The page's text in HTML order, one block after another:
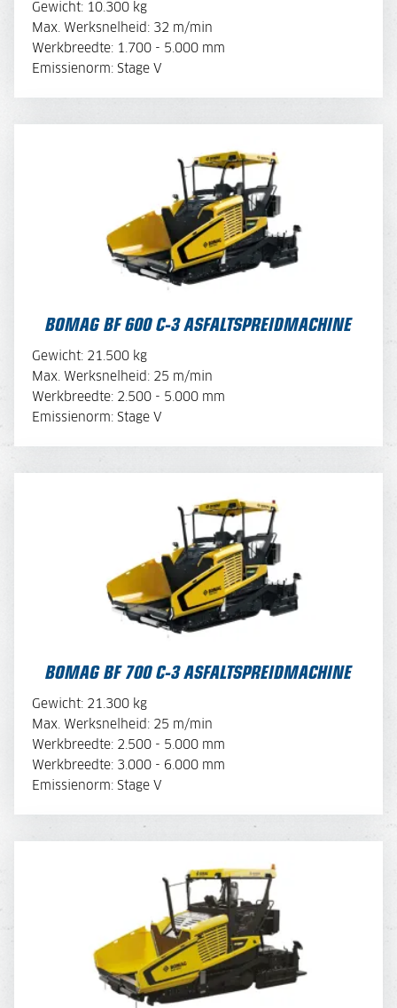
Gewicht: 10.300 kg
Max. Werksnelheid: 32 m/min
Werkbreedte: 1.700 - 5.000 mm
Emissienorm: Stage V
OFFERTE AANVRAGEN
BOMAG BF 600 C-3 ASFALTSPREIDMACHINE
Gewicht: 21.500 kg
Max. Werksnelheid: 25 m/min
Werkbreedte: 2.500 - 5.000 mm
Emissienorm: Stage V
BOMAG BF 600 C-3 ASFALTSPREIDMACHINE
OFFERTE AANVRAGEN
BOMAG BF 700 C-3 ASFALTSPREIDMACHINE
Gewicht: 21.300 kg
Max. Werksnelheid: 25 m/min
Werkbreedte: 2.500 - 5.000 mm
Werkbreedte: 3.000 - 6.000 mm
Emissienorm: Stage V
BOMAG BF 700 C-3 ASFALTSPREIDMACHINE
BEKIJK BROCHURE
OFFERTE AANVRAGEN
BOMAG BF 800 C-3 ASFALTSPREIDMACHINE